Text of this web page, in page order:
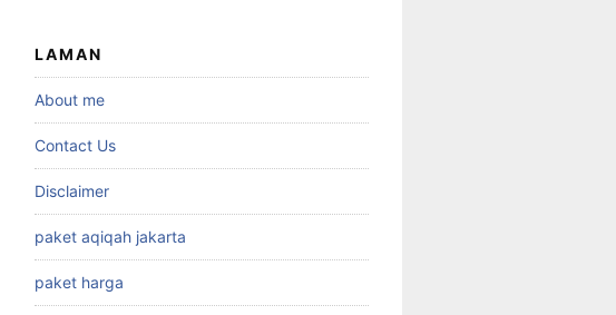
LAMAN
About me
Contact Us
Disclaimer
paket aqiqah jakarta
paket harga